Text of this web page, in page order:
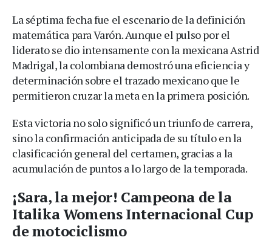
La séptima fecha fue el escenario de la definición
matemática para Varón. Aunque el pulso por el
liderato se dio intensamente con la mexicana Astrid
Madrigal, la colombiana demostró una eficiencia y
determinación sobre el trazado mexicano que le
permitieron cruzar la meta en la primera posición.
Esta victoria no solo significó un triunfo de carrera,
sino la confirmación anticipada de su título en la
clasificación general del certamen, gracias a la
acumulación de puntos a lo largo de la temporada.
¡Sara, la mejor! Campeona de la
Italika Womens Internacional Cup
de motociclismo